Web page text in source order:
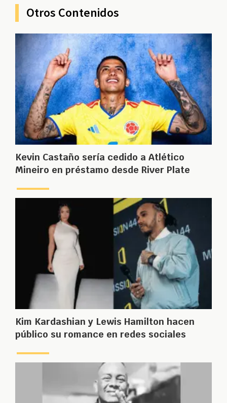
Otros Contenidos
Kevin Castaño sería cedido a Atlético
Mineiro en préstamo desde River Plate
Kim Kardashian y Lewis Hamilton hacen
público su romance en redes sociales